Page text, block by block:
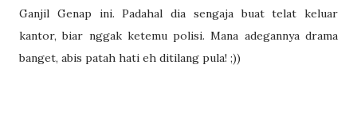
Ganjil Genap ini. Padahal dia sengaja buat telat keluar
kantor, biar nggak ketemu polisi. Mana adegannya drama
banget, abis patah hati eh ditilang pula! ;))